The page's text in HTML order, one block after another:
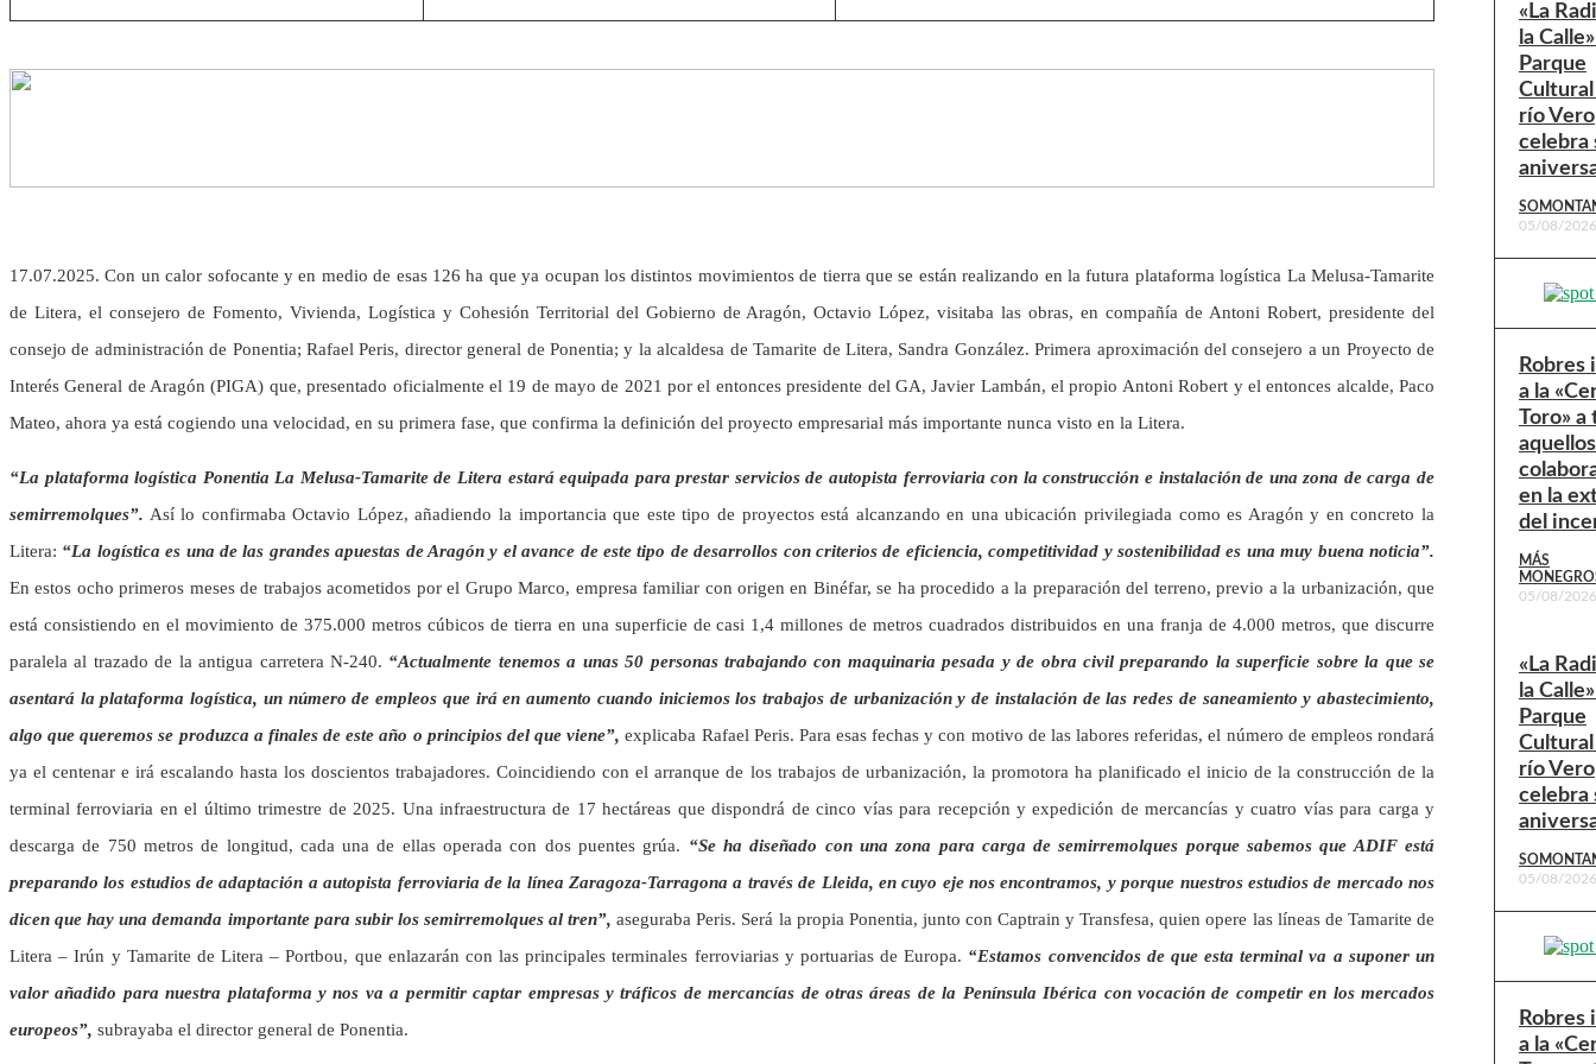
17.07.2025. Con un calor sofocante y en medio de esas 126 ha que ya ocupan los distintos movimientos de tierra que se están realizando en la futura plataforma logística La Melusa-Tamarite
de Litera, el consejero de Fomento, Vivienda, Logística y Cohesión Territorial del Gobierno de Aragón, Octavio López, visitaba las obras, en compañía de Antoni Robert, presidente del
consejo de administración de Ponentia; Rafael Peris, director general de Ponentia; y la alcaldesa de Tamarite de Litera, Sandra González. Primera aproximación del consejero a un Proyecto de
Interés General de Aragón (PIGA) que, presentado oficialmente el 19 de mayo de 2021 por el entonces presidente del GA, Javier Lambán, el propio Antoni Robert y el entonces alcalde, Paco
Mateo, ahora ya está cogiendo una velocidad, en su primera fase, que confirma la definición del proyecto empresarial más importante nunca visto en la Litera.
“La plataforma logística Ponentia La Melusa-Tamarite de Litera estará equipada para prestar servicios de autopista ferroviaria con la construcción e instalación de una zona de carga de
semirremolques”. Así lo confirmaba Octavio López, añadiendo la importancia que este tipo de proyectos está alcanzando en una ubicación privilegiada como es Aragón y en concreto la
Litera: “La logística es una de las grandes apuestas de Aragón y el avance de este tipo de desarrollos con criterios de eficiencia, competitividad y sostenibilidad es una muy buena noticia”.
En estos ocho primeros meses de trabajos acometidos por el Grupo Marco, empresa familiar con origen en Binéfar, se ha procedido a la preparación del terreno, previo a la urbanización, que
está consistiendo en el movimiento de 375.000 metros cúbicos de tierra en una superficie de casi 1,4 millones de metros cuadrados distribuidos en una franja de 4.000 metros, que discurre
paralela al trazado de la antigua carretera N-240. “Actualmente tenemos a unas 50 personas trabajando con maquinaria pesada y de obra civil preparando la superficie sobre la que se
asentará la plataforma logística, un número de empleos que irá en aumento cuando iniciemos los trabajos de urbanización y de instalación de las redes de saneamiento y abastecimiento,
algo que queremos se produzca a finales de este año o principios del que viene”, explicaba Rafael Peris. Para esas fechas y con motivo de las labores referidas, el número de empleos rondará
ya el centenar e irá escalando hasta los doscientos trabajadores. Coincidiendo con el arranque de los trabajos de urbanización, la promotora ha planificado el inicio de la construcción de la
terminal ferroviaria en el último trimestre de 2025. Una infraestructura de 17 hectáreas que dispondrá de cinco vías para recepción y expedición de mercancías y cuatro vías para carga y
descarga de 750 metros de longitud, cada una de ellas operada con dos puentes grúa. “Se ha diseñado con una zona para carga de semirremolques porque sabemos que ADIF está
preparando los estudios de adaptación a autopista ferroviaria de la línea Zaragoza-Tarragona a través de Lleida, en cuyo eje nos encontramos, y porque nuestros estudios de mercado nos
dicen que hay una demanda importante para subir los semirremolques al tren”, aseguraba Peris. Será la propia Ponentia, junto con Captrain y Transfesa, quien opere las líneas de Tamarite de
Litera – Irún y Tamarite de Litera – Portbou, que enlazarán con las principales terminales ferroviarias y portuarias de Europa. “Estamos convencidos de que esta terminal va a suponer un
valor añadido para nuestra plataforma y nos va a permitir captar empresas y tráficos de mercancías de otras áreas de la Península Ibérica con vocación de competir en los mercados
europeos”, subrayaba el director general de Ponentia.
«La
la
Parque
río Vero
celebra
05/08/2026
Robres
a la
Toro» a
en la
del
MÁS
05/08/2026
«La
la
Parque
río Vero
celebra
05/08/2026
Robres
a la